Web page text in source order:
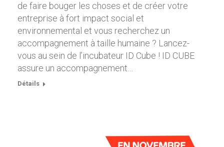
de faire bouger les choses et de créer votre
entreprise à fort impact social et
environnemental et vous recherchez un
accompagnement à taille humaine ? Lancez-
vous au sein de l’incubateur ID Cube ! ID CUBE
assure un accompagnement…
Détails